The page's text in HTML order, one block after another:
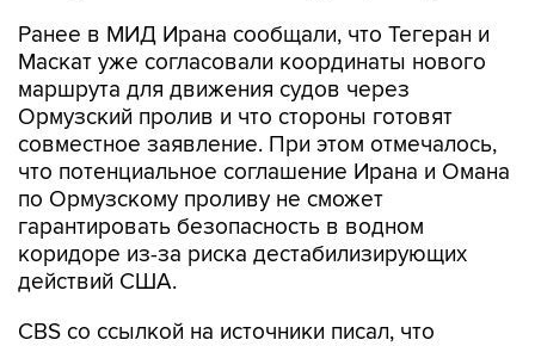
Ранее в МИД Ирана сообщали, что Тегеран и
Маскат уже согласовали координаты нового
маршрута для движения судов через
Ормузский пролив и что стороны готовят
совместное заявление. При этом отмечалось,
что потенциальное соглашение Ирана и Омана
по Ормузскому проливу не сможет
гарантировать безопасность в водном
коридоре из-за риска дестабилизирующих
действий США.
CBS со ссылкой на источники писал, что